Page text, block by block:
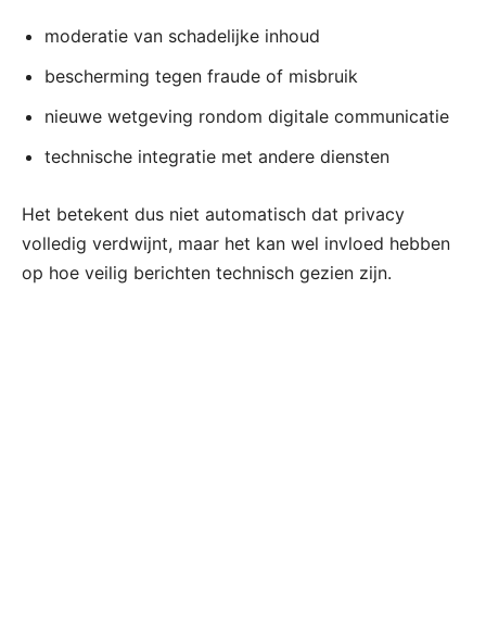
moderatie van schadelijke inhoud
bescherming tegen fraude of misbruik
nieuwe wetgeving rondom digitale communicatie
technische integratie met andere diensten
Het betekent dus niet automatisch dat privacy
volledig verdwijnt, maar het kan wel invloed hebben
op hoe veilig berichten technisch gezien zijn.